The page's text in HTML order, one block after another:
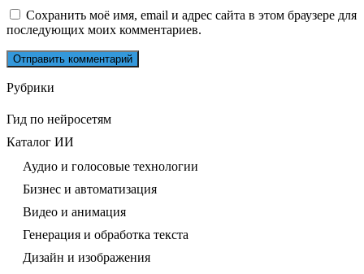
Сохранить моё имя, email и адрес сайта в этом браузере для
последующих моих комментариев.
Рубрики
Гид по нейросетям
Каталог ИИ
Аудио и голосовые технологии
Бизнес и автоматизация
Видео и анимация
Генерация и обработка текста
Дизайн и изображения